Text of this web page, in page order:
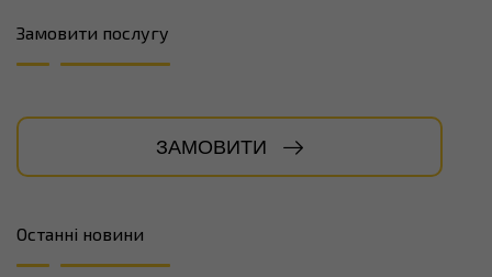
Замовити послугу
ЗАМОВИТИ
Останні новини